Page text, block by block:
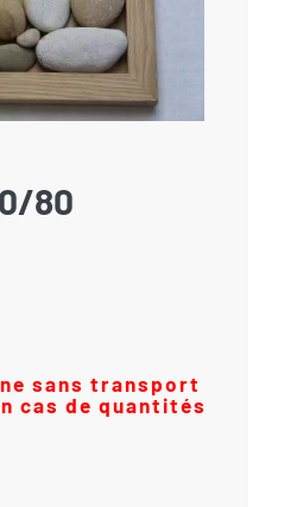
80
sans transport
cas de quantités